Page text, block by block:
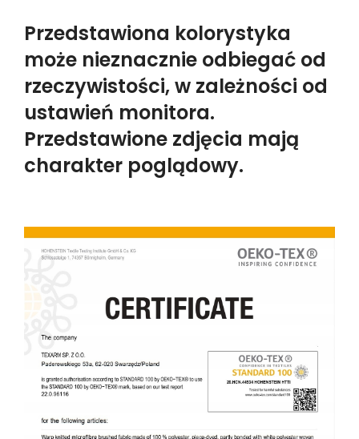
Przedstawiona kolorystyka
może nieznacznie odbiegać od
rzeczywistości, w zależności od
ustawień monitora.
Przedstawione zdjęcia mają
charakter poglądowy.